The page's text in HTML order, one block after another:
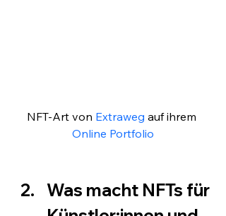
NFT-Art von Extraweg auf ihrem
Online Portfolio
Was macht NFTs für